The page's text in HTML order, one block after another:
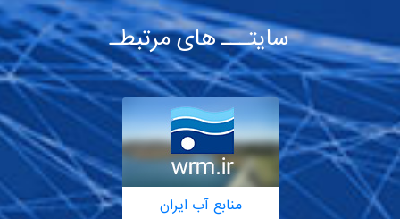
سایتـــ های مرتبطـ
منابع آب ایران